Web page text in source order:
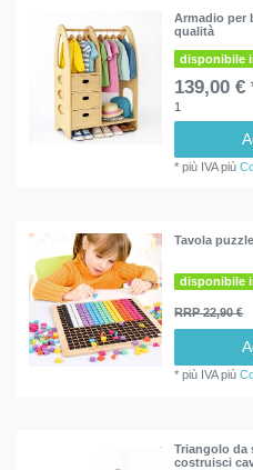
Armadio per
qualità
disponibile
139,00 €
1
*più IVApiù
Tavola
disponibile
RRP 22,90 €
*più IVApiù
Triangolo da
costruisci